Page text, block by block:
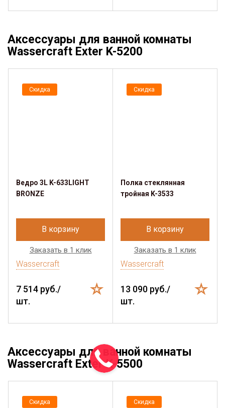
Аксессуары для ванной комнаты
Wassercraft Exter K-5200
Скидка
Ведро 3L K-633LIGHT
BRONZE
В корзину
Заказать в 1 клик
Wassercraft
7 514 руб./
шт.
Скидка
Полка стеклянная
тройная K-3533
В корзину
Заказать в 1 клик
Wassercraft
13 090 руб./
шт.
Аксессуары для ванной комнаты
Wassercraft Exter K-5500
Скидка Скидка